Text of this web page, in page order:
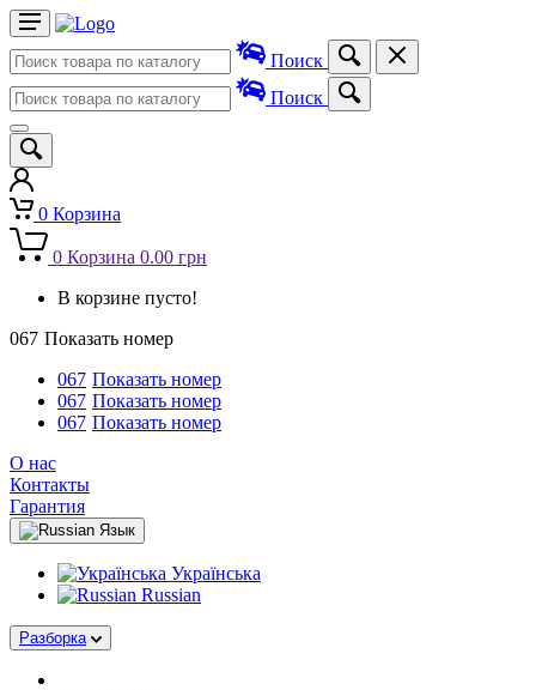
Поиск
Поиск
0 Корзина
0 Корзина 0.00 грн
В корзине пусто!
067 Показать номер
067 Показать номер
067 Показать номер
067 Показать номер
О нас
Контакты
Гарантия
Язык
Українська
Russian
Разборка